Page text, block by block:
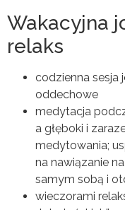
Wakacyjna
relaks
codzienna sesja
oddechowe
medytacja
a głęboki i
medytowania;
na nawiązanie
samym sobą i
wieczorami